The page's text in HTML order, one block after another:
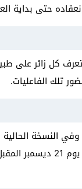
حتى بداية
كل زائر على
تلك الفاعليات.
وفي النسخة
للوزني الثقيل والخفيف،